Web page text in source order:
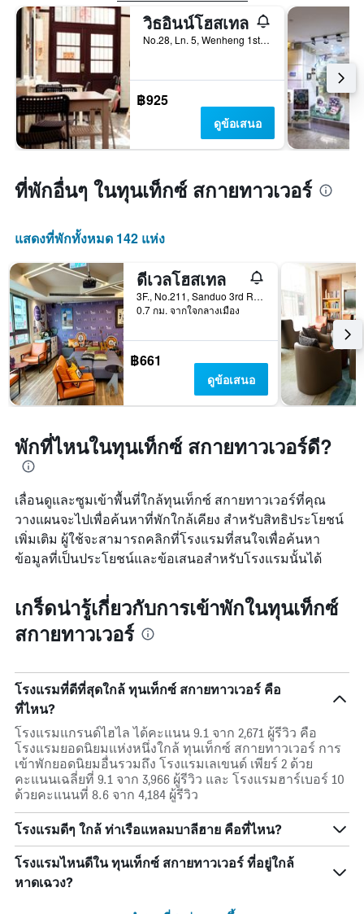
วิธอินน์โฮสเทล
No.28, Ln. 5, Wenheng 1st Rd, เกาสง, ไต้หวัน
฿925
ดูข้อเสนอ
ที่พักอื่นๆ ในทุนเท็กซ์ สกายทาวเวอร์
แสดงที่พักทั้งหมด 142 แห่ง
ดีเวลโฮสเทล
3F., No.211, Sanduo 3rd Rd, เกาสง, ไต้หวัน
0.7 กม. จากใจกลางเมือง
฿661
ดูข้อเสนอ
พักที่ไหนในทุนเท็กซ์ สกายทาวเวอร์ดี?
เลื่อนดูและซูมเข้าพื้นที่ใกล้ทุนเท็กซ์ สกายทาวเวอร์ที่คุณ
วางแผนจะไปเพื่อค้นหาที่พักใกล้เคียง สำหรับสิทธิประโยชน์
เพิ่มเติม ผู้ใช้จะสามารถคลิกที่โรงแรมที่สนใจเพื่อค้นหา
ข้อมูลที่เป็นประโยชน์และข้อเสนอสำหรับโรงแรมนั้นได้
เกร็ดน่ารู้เกี่ยวกับการเข้าพักในทุนเท็กซ์
สกายทาวเวอร์
โรงแรมที่ดีที่สุดใกล้ ทุนเท็กซ์ สกายทาวเวอร์ คือ
ที่ไหน?
โรงแรมแกรนด์ไฮไล ได้คะแนน 9.1 จาก 2,671 ผู้รีวิว คือ
โรงแรมยอดนิยมแห่งหนึ่งใกล้ ทุนเท็กซ์ สกายทาวเวอร์ การ
เข้าพักยอดนิยมอื่นรวมถึง โรงแรมเลเขนด์ เพียร์ 2 ด้วย
คะแนนเฉลี่ยที่ 9.1 จาก 3,966 ผู้รีวิว และ โรงแรมฮาร์เบอร์ 10
ด้วยคะแนนที่ 8.6 จาก 4,184 ผู้รีวิว
โรงแรมดีๆ ใกล้ ท่าเรือแหลมบาลีฮาย คือที่ไหน?
โรงแรมไหนดีใน ทุนเท็กซ์ สกายทาวเวอร์ ที่อยู่ใกล้
หาดเฉวง?